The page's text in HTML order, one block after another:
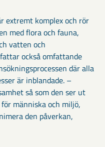
extremt komplex och rör
med flora och fauna,
vatten och
också omfattande
där alla
är inblandade. –
så som den ser ut
människa och miljö,
den påverkan,